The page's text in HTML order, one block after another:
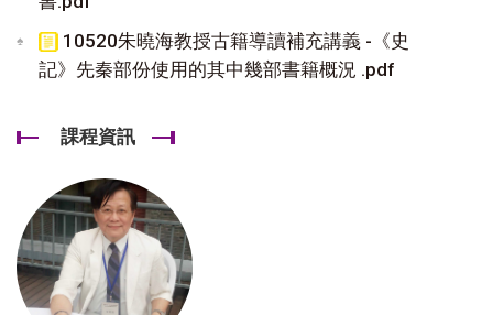
10520朱曉海教授古籍導讀補充講義 -《史
記》先秦部份使用的其中幾部書籍概況 .pdf
課程資訊